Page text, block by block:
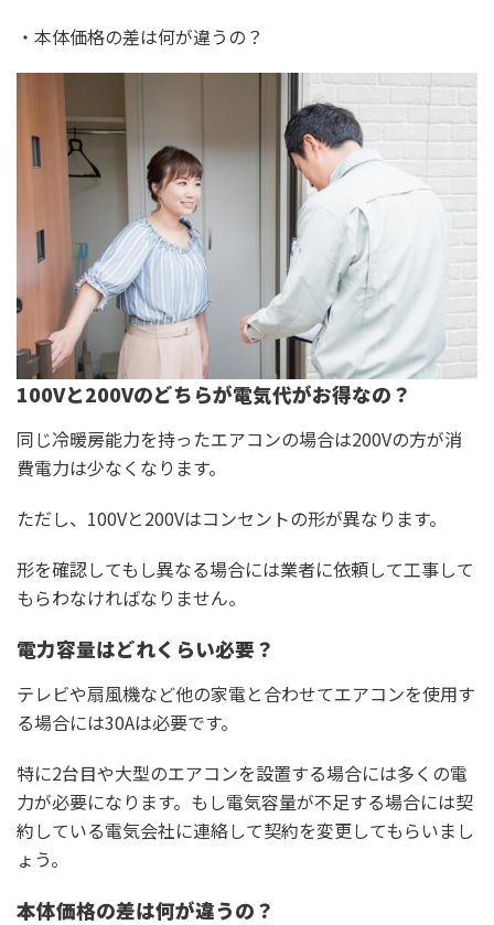
・本体価格の差は何が違うの？
100Vと200Vのどちらが電気代がお得なの？
同じ冷暖房能力を持ったエアコンの場合は200Vの方が消
費電力は少なくなります。
ただし、100Vと200Vはコンセントの形が異なります。
形を確認してもし異なる場合には業者に依頼して工事して
もらわなければなりません。
電力容量はどれくらい必要？
テレビや扇風機など他の家電と合わせてエアコンを使用す
る場合には30Aは必要です。
特に2台目や大型のエアコンを設置する場合には多くの電
力が必要になります。もし電気容量が不足する場合には契
約している電気会社に連絡して契約を変更してもらいまし
ょう。
本体価格の差は何が違うの？